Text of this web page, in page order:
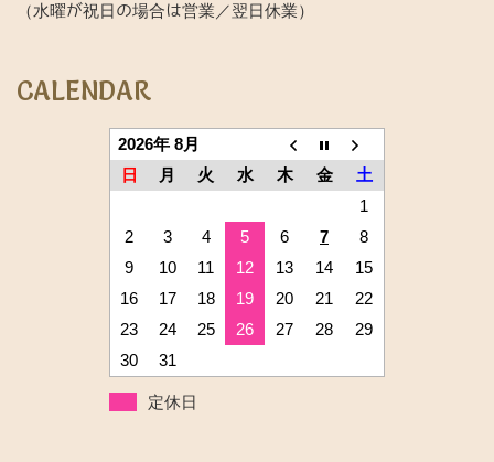
（水曜が祝日の場合は営業／翌日休業）
CALENDAR
2026年 8月
日
月 火 水 木 金
土
1
2
3 4 5 6 7
8
9
10 11 12 13 14
15
16
17 18 19 20 21
22
23
24 25 26 27 28
29
30
31
定休日